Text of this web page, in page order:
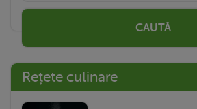
CAUTĂ
Rețete culinare